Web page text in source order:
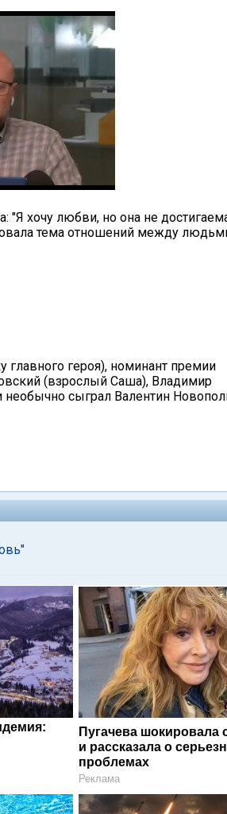
"Я хочу любви, но она не
тема отношений между
главного героя), номинант премии
(взрослый Саша), Владимир
сыграл Валентин
Пугачева шокировала
и рассказала о
проблемах
Реклама